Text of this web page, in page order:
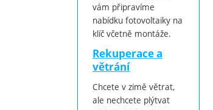
vám připravíme
nabídku fotovoltaiky na
klíč včetně montáže.
Rekuperace a
větrání
Chcete v zimě větrat,
ale nechcete plýtvat